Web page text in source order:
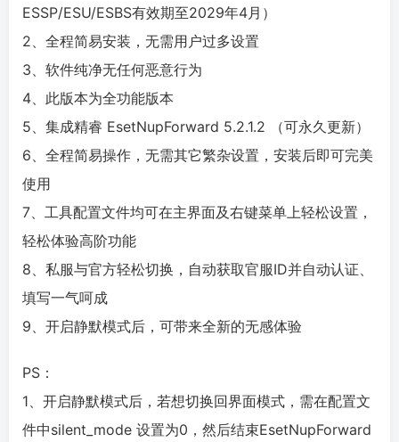
ESSP/ESU/ESBS有效期至2029年4月）
2、全程简易安装，无需用户过多设置
3、软件纯净无任何恶意行为
4、此版本为全功能版本
5、集成精睿 EsetNupForward 5.2.1.2 （可永久更新）
6、全程简易操作，无需其它繁杂设置，安装后即可完美
使用
7、工具配置文件均可在主界面及右键菜单上轻松设置，
轻松体验高阶功能
8、私服与官方轻松切换，自动获取官服ID并自动认证、
填写一气呵成
9、开启静默模式后，可带来全新的无感体验
PS：
1、开启静默模式后，若想切换回界面模式，需在配置文
件中silent_mode 设置为0，然后结束EsetNupForward